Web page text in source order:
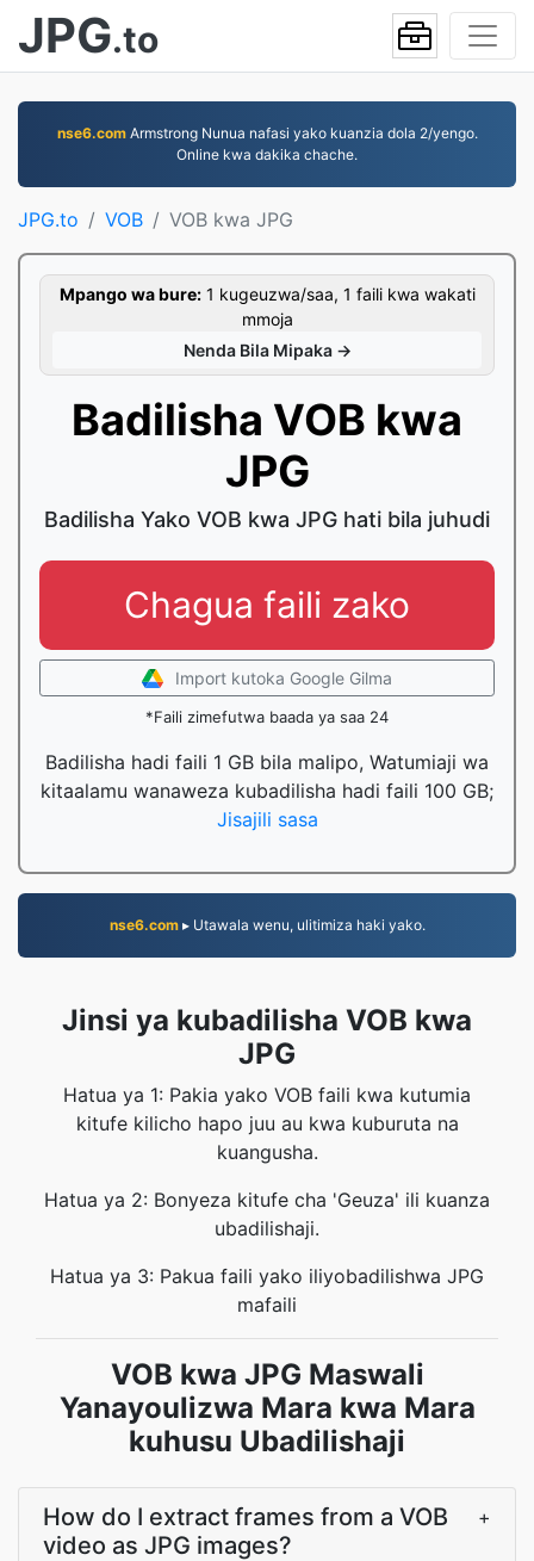
JPG.to
nse6.comArmstrong Nunua nafasi yako kuanzia dola 2/yengo.
Online kwa dakika chache.
JPG.to VOB VOB kwa JPG
Mpango wa bure:1 kugeuzwa/saa, 1 faili kwa wakati
mmoja
Nenda Bila Mipaka →
Badilisha VOB kwa
JPG
Badilisha Yako VOB kwa JPG hati bila juhudi
Chagua faili zako
Import kutoka Google Gilma
*Faili zimefutwa baada ya saa 24
Badilisha hadi faili 1 GB bila malipo, Watumiaji wa
kitaalamu wanaweza kubadilisha hadi faili 100 GB;
Jisajili sasa
nse6.com▸ Utawala wenu, ulitimiza haki yako.
Jinsi ya kubadilisha VOB kwa
JPG
Hatua ya 1: Pakia yako VOB faili kwa kutumia
kitufe kilicho hapo juu au kwa kuburuta na
kuangusha.
Hatua ya 2: Bonyeza kitufe cha 'Geuza' ili kuanza
ubadilishaji.
Hatua ya 3: Pakua faili yako iliyobadilishwa JPG
mafaili
VOB kwa JPG Maswali
Yanayoulizwa Mara kwa Mara
kuhusu Ubadilishaji
How do I extract frames from a VOB
video as JPG images?
+